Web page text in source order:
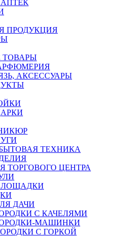
ПРОДУКЦИЯ
ТОВАРЫ
АКСЕССУАРЫ
ТЕХНИКА
ТОРГОВОГО ЦЕНТРА
ДАЧИ
С КАЧЕЛЯМИ
МАШИНКИ
С ГОРКОЙ